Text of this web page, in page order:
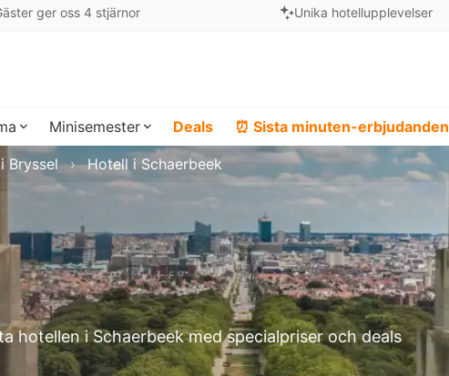
ger oss 4 stjärnor Unika hotellupplevelser
Minisemester Deals ⏰ Sista minuten-erbjudanden
hotellen i Schaerbeek med specialpriser och deals
Bryssel Hotell i Schaerbeek